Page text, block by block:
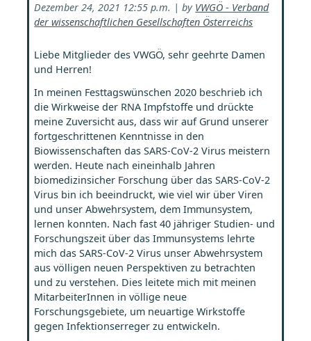
Dezember 24, 2021 12:55 p.m. | by VWGÖ - Verband
der wissenschaftlichen Gesellschaften Österreichs
Liebe Mitglieder des VWGÖ, sehr geehrte Damen
und Herren!
In meinen Festtagswünschen 2020 beschrieb ich
die Wirkweise der RNA Impfstoffe und drückte
meine Zuversicht aus, dass wir auf Grund unserer
fortgeschrittenen Kenntnisse in den
Biowissenschaften das SARS-CoV-2 Virus meistern
werden. Heute nacheineinhalb Jahren
biomedizinsicher Forschung über das SARS-CoV-2
Virus bin ich beeindruckt, wie viel wir über Viren
und unser Abwehrsystem, dem Immunsystem,
lernen konnten. Nach fast 40 jähriger Studien- und
Forschungszeit über das Immunsystems lehrte
mich das SARS-CoV-2 Virus unser Abwehrsystem
aus völligen neuen Perspektiven zu betrachten
und zu verstehen. Dies leitete mich mit meinen
MitarbeiterInnen in völlige neue
Forschungsgebiete, um neuartige Wirkstoffe
gegen Infektionserreger zu entwickeln.